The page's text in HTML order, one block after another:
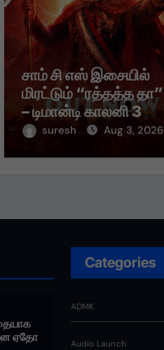
சாம் சி எஸ் இசையில்
மிரட்டும் “ரத்தத்த தா”
– டிமான்டி காலனி 3
முதல் பாடல் ரசிகர்களை
suresh Aug 3, 2026
ஏதோ
Categories
ADMK
Audio Launch